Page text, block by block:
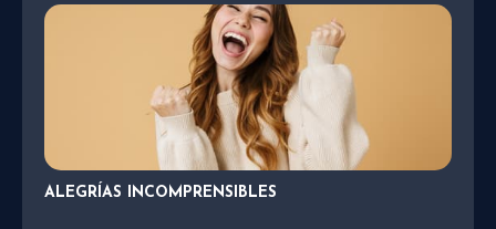
ALEGRÍAS INCOMPRENSIBLES